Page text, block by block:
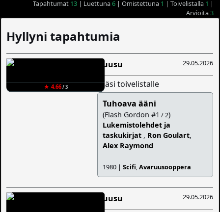
Tapahtumat 13| Luettuna6| Omistettuna 1 | Toivelistalla 1 |
Arvioita3
Hyllyni tapahtumia
★ 4.66/ 3
29.05.2026
Ruusu
lisäsi toivelistalle
Tuhoava ääni
(Flash Gordon #1 / 2)
Lukemistolehdet ja
taskukirjat , Ron Goulart,
Alex Raymond
1980 |Scifi,Avaruusooppera
29.05.2026
Ruusu